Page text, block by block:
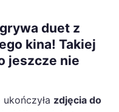
duet z
kina! Takiej
jeszcze nie
zdjęcia do